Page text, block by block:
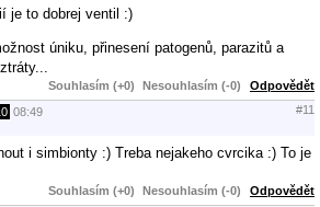
je to dobrej ventil :)
úniku, přinesení patogenů, parazitů a
Souhlasím (+0) Nesouhlasím (-0) Odpovědět
08:49 #11
i simbionty :) Treba nejakeho cvrcika :) To je
Souhlasím (+0) Nesouhlasím (-0) Odpovědět